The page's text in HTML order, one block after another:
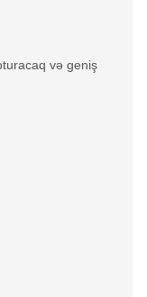
və geniş